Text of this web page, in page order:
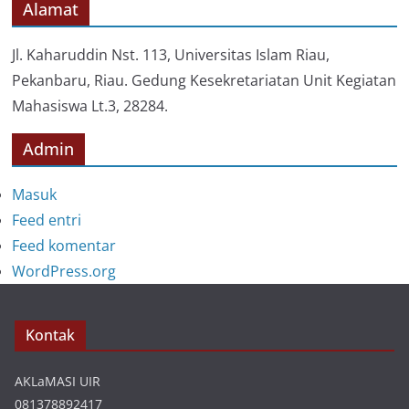
r
i
Alamat
Jl. Kaharuddin Nst. 113, Universitas Islam Riau,
Pekanbaru, Riau. Gedung Kesekretariatan Unit Kegiatan
Mahasiswa Lt.3, 28284.
Admin
Masuk
Feed entri
Feed komentar
WordPress.org
Kontak
AKLaMASI UIR
081378892417